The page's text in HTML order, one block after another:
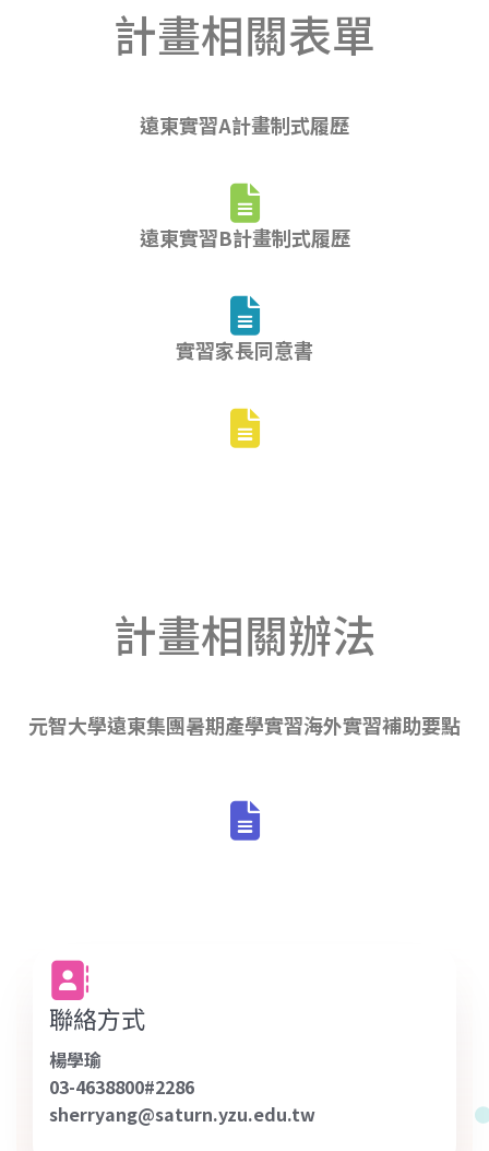
計畫相關表單
遠東實習A計畫制式履歷
fas
fa-
file-
遠東實習B計畫制式履歷
fas
fa-
file-
實習家長同意書
fas
fa-
計畫相關辦法
元智大學遠東集團暑期產學實習海外實習補助要點
fas
fa-
fas
fa-
address-
book
聯絡方式
楊學瑜
03-4638800#2286
sherryang@saturn.yzu.edu.tw